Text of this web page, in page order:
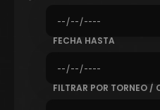
FECHA HASTA
FILTRAR POR TORNEO /